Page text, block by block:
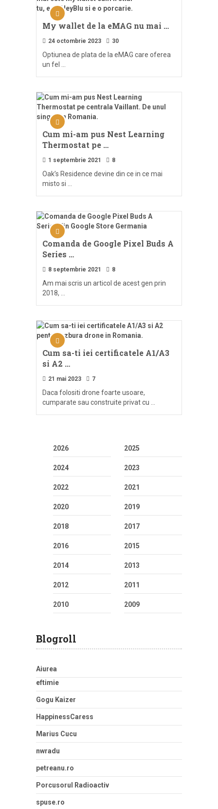
My wallet de la eMAG nu mai …
24 octombrie 2023 30
Optiunea de plata de la eMAG care oferea
un fel …
Cum mi-am pus Nest Learning
Thermostat pe …
1 septembrie 2021 8
Oak’s Residence devine din ce in ce mai
misto si …
Comanda de Google Pixel Buds A
Series …
8 septembrie 2021 8
Am mai scris un articol de acest gen prin
2018, …
Cum sa-ti iei certificatele A1/A3
si A2 …
21 mai 2023 7
Daca folositi drone foarte usoare,
cumparate sau construite privat cu …
2026 2025
2024 2023
2022 2021
2020 2019
2018 2017
2016 2015
2014 2013
2012 2011
2010 2009
Blogroll
Aiurea
eftimie
Gogu Kaizer
HappinessCaress
Marius Cucu
nwradu
petreanu.ro
Porcusorul Radioactiv
spuse.ro